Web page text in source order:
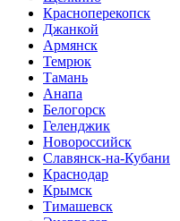
Красноперекопск
Джанкой
Армянск
Темрюк
Тамань
Анапа
Белогорск
Геленджик
Новороссийск
Славянск-на-Кубани
Краснодар
Крымск
Тимашевск